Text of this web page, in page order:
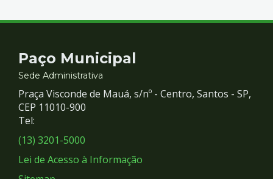
Contato
e
Redes
Sociais
Paço Municipal
Sede Administrativa
Praça Visconde de Mauá, s/nº - Centro, Santos - SP,
CEP 11010-900
Tel:
(13) 3201-5000
Lei de Acesso à Informação